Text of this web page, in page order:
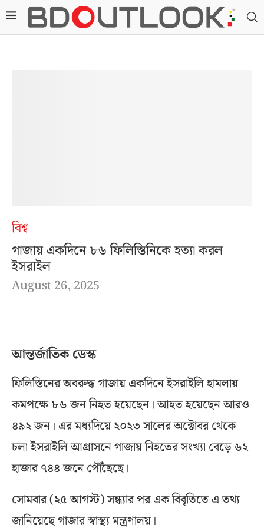
বিশ্ব
গাজায় একদিনে ৮৬ ফিলিস্তিনিকে হত্যা করল
ইসরাইল
August 26, 2025
আন্তর্জাতিক ডেস্ক
ফিলিস্তিনের অবরুদ্ধ গাজায় একদিনে ইসরাইলি হামলায়
কমপক্ষে ৮৬ জন নিহত হয়েছেন। আহত হয়েছেন আরও
৪৯২ জন। এর মধ্যদিয়ে ২০২৩ সালের অক্টোবর থেকে
চলা ইসরাইলি আগ্রাসনে গাজায় নিহতের সংখ্যা বেড়ে ৬২
হাজার ৭৪৪ জনে পৌঁছেছে।
সোমবার (২৫ আগস্ট) সন্ধ্যার পর এক বিবৃতিতে এ তথ্য
জানিয়েছে গাজার স্বাস্থ্য মন্ত্রণালয়।